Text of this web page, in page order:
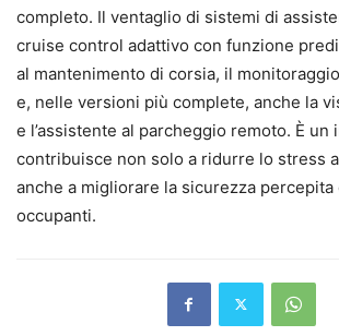
completo. Il ventaglio di sistemi di
cruise control adattivo con funzione
al mantenimento di corsia, il
e, nelle versioni più complete, anche la
e l’assistente al parcheggio remoto. È un
contribuisce non solo a ridurre lo stress
anche a migliorare la sicurezza
occupanti.